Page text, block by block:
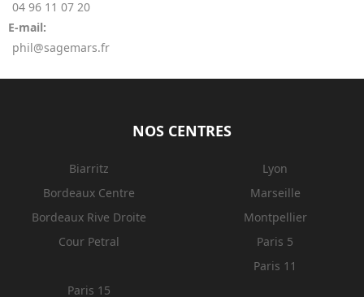
04 96 11 07 20
E-mail:
phil@sagemars.fr
NOS CENTRES
Biarritz
Bordeaux Centre
Bordeaux Rive Droite
Cour Petral
Lyon
Marseille
Montpellier
Paris 5
Paris 11
Paris 15